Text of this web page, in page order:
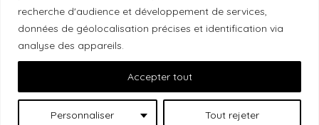
recherche d'audience et développement de services,
données de géolocalisation précises et identification via
analyse des appareils.
Personnaliser Tout rejeter
Accepter tout
Orléans), se trouvent sur le territoire traditionnel non
cédé du peuple algonquin anichinabé. Nous
reconnaissons et remercions les peuples
autochtones qui sont les gardiens historiques et
actuels de ces terres.